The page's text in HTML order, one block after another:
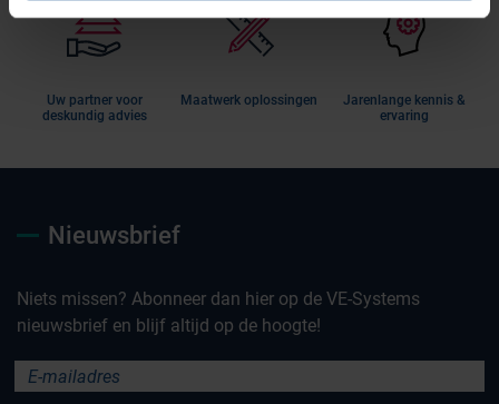
Uw partner voor
deskundig advies
Maatwerk oplossingen
Jarenlange kennis &
ervaring
Nieuwsbrief
Niets missen? Abonneer dan hier op de VE-Systems
nieuwsbrief en blijf altijd op de hoogte!